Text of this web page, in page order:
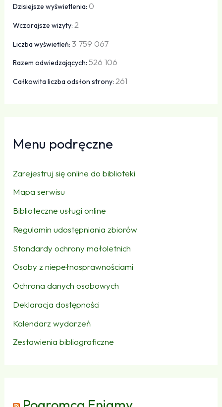
Dzisiejsze wyświetlenia: 0
Wczorajsze wizyty:2
Liczba wyświetleń:3 759 067
Razem odwiedzających:526 106
Całkowita liczba odsłon strony:261
Menu podręczne
Zarejestruj się online do biblioteki
Mapa serwisu
Biblioteczne usługi online
Regulamin udostępniania zbiorów
Standardy ochrony małoletnich
Osoby z niepełnosprawnościami
Ochrona danych osobowych
Deklaracja dostępności
Kalendarz wydarzeń
Zestawienia bibliograficzne